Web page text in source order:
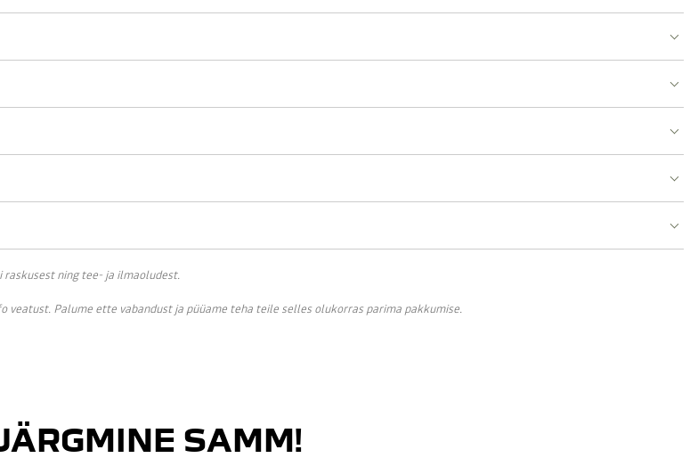
ning tee- ja ilmaoludest.
Palume ette vabandust ja püüame teha teile selles olukorras parima pakkumise.
SAMM!